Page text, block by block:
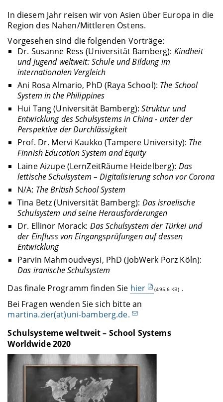
In diesem Jahr reisen wir von Asien über Europa in die
Region des Nahen/Mittleren Ostens.
Vorgesehen sind die folgenden Vorträge:
Dr. Susanne Ress (Universität Bamberg): Kindheit
und Jugend weltweit: Schule und Bildung im
internationalen Vergleich
Ani Rosa Almario, PhD (Raya School): The School
System in the Philippines
Hui Tang (Universität Bamberg):Struktur und
Entwicklung des Schulsystems in China - unter der
Perspektive der Durchlässigkeit
Prof. Dr. Mervi Kaukko (Tampere University): The
Finnish Education System and Equity
Laine Aizupe (LernZeitRäume Heidelberg): Das
lettische Schulsystem – Digitalisierung schon vor Corona
N/A: The British School System
Tina Betz (Universität Bamberg): Das israelische
Schulsystem und seine Herausforderungen
Dr. Ellinor Morack: Das Schulsystem der Türkei und
der Einfluss von Eingangsprüfungen auf dessen
Entwicklung
Parvin Mahmoudveysi, PhD (JobWerk Porz Köln):
Das iranische Schulsystem
Das finale Programm finden Sie hier (495.6 KB) .
Bei Fragen wenden Sie sich bitte an
martina.zier(at)uni-bamberg.de.
Schulsysteme weltweit – School Systems
Worldwide 2020